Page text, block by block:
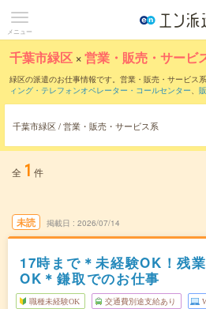
メニュー
千葉市緑区 ×営業・販売・サービ
緑区の派遣のお仕事情報です。営業・販売・サービス系
ィング・テレフォンオペレーター・コールセンター、
などのこだわり
千葉市緑区 / 営業・販売・サービス系
全 1 件
未読 掲載日 2026/07/14
17時まで＊未経験OK！残
OK＊鎌取でのお仕事
職種未経験OK 交通費別途支給あり